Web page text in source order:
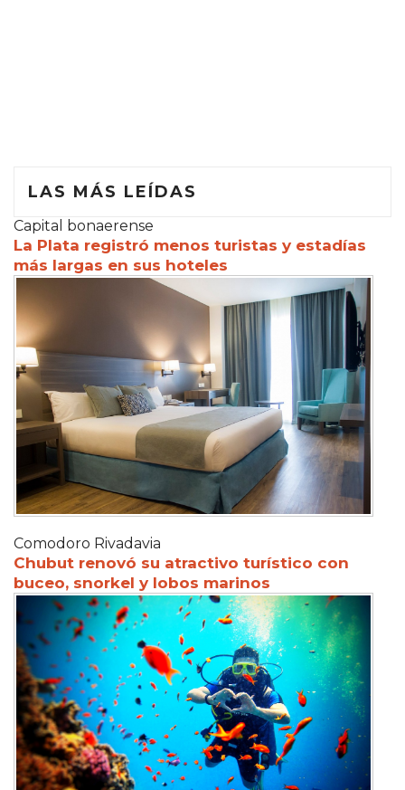
LAS MÁS LEÍDAS
Capital bonaerense
La Plata registró menos turistas y estadías
más largas en sus hoteles
Comodoro Rivadavia
Chubut renovó su atractivo turístico con
buceo, snorkel y lobos marinos